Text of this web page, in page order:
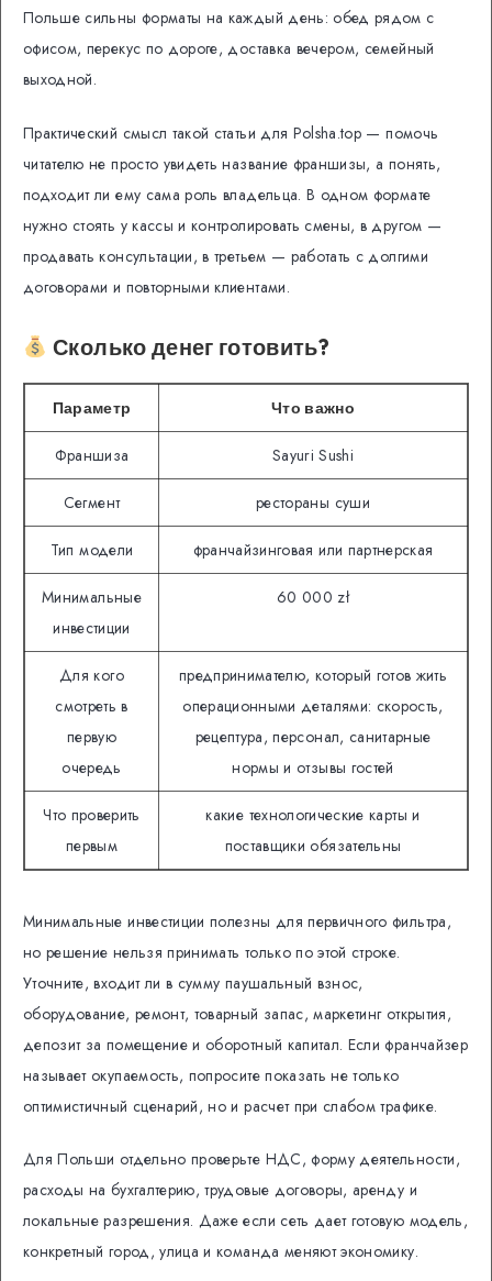
Польше сильны форматы на каждый день: обед рядом с
офисом, перекус по дороге, доставка вечером, семейный
выходной.
Практический смысл такой статьи для Polsha.top — помочь
читателю не просто увидеть название франшизы, а понять,
подходит ли ему сама роль владельца. В одном формате
нужно стоять у кассы и контролировать смены, в другом —
продавать консультации, в третьем — работать с долгими
договорами и повторными клиентами.
Сколько денег готовить?
Параметр Что важно
Франшиза Sayuri Sushi
Сегмент рестораны суши
Тип модели франчайзинговая или партнерская
Минимальные
инвестиции
60 000 zł
Для кого
смотреть в
первую
очередь
предпринимателю, который готов жить
операционными деталями: скорость,
рецептура, персонал, санитарные
нормы и отзывы гостей
Что проверить
первым
какие технологические карты и
поставщики обязательны
Минимальные инвестиции полезны для первичного фильтра,
но решение нельзя принимать только по этой строке.
Уточните, входит ли в сумму паушальный взнос,
оборудование, ремонт, товарный запас, маркетинг открытия,
депозит за помещение и оборотный капитал. Если франчайзер
называет окупаемость, попросите показать не только
оптимистичный сценарий, но и расчет при слабом трафике.
Для Польши отдельно проверьте НДС, форму деятельности,
расходы на бухгалтерию, трудовые договоры, аренду и
локальные разрешения. Даже если сеть дает готовую модель,
конкретный город, улица и команда меняют экономику.